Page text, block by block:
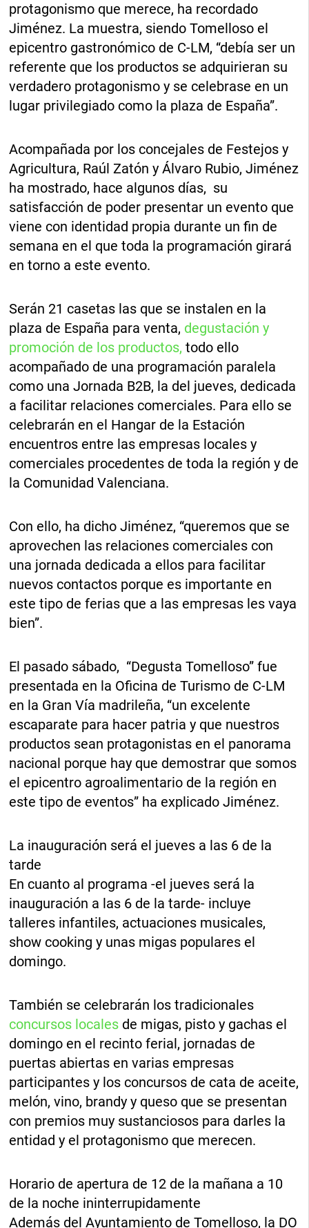
protagonismo que merece, ha recordado
Jiménez. La muestra, siendo Tomelloso el
epicentro gastronómico de C-LM, “debía ser un
referente que los productos se adquirieran su
verdadero protagonismo y se celebrase en un
lugar privilegiado como la plaza de España”.
Acompañada por los concejales de Festejos y
Agricultura, Raúl Zatón y Álvaro Rubio, Jiménez
ha mostrado, hace algunos días, su
satisfacción de poder presentar un evento que
viene con identidad propia durante un fin de
semana en el que toda la programación girará
en torno a este evento.
Serán 21 casetas las que se instalen en la
plaza de España para venta, degustación y
promoción de los productos, todo ello
acompañado de una programación paralela
como una Jornada B2B, la del jueves, dedicada
a facilitar relaciones comerciales. Para ello se
celebrarán en el Hangar de la Estación
encuentros entre las empresas locales y
comerciales procedentes de toda la región y de
la Comunidad Valenciana.
Con ello, ha dicho Jiménez, “queremos que se
aprovechen las relaciones comerciales con
una jornada dedicada a ellos para facilitar
nuevos contactos porque es importante en
este tipo de ferias que a las empresas les vaya
bien”.
El pasado sábado, “Degusta Tomelloso” fue
presentada en la Oficina de Turismo de C-LM
en la Gran Vía madrileña, “un excelente
escaparate para hacer patria y que nuestros
productos sean protagonistas en el panorama
nacional porque hay que demostrar que somos
el epicentro agroalimentario de la región en
este tipo de eventos” ha explicado Jiménez.
La inauguración será el jueves a las 6 de la
tarde
En cuanto al programa -el jueves será la
inauguración a las 6 de la tarde- incluye
talleres infantiles, actuaciones musicales,
show cooking y unas migas populares el
domingo.
También se celebrarán los tradicionales
concursos locales de migas, pisto y gachas el
domingo en el recinto ferial, jornadas de
puertas abiertas en varias empresas
participantes y los concursos de cata de aceite,
melón, vino, brandy y queso que se presentan
con premios muy sustanciosos para darles la
entidad y el protagonismo que merecen.
Horario de apertura de 12 de la mañana a 10
de la noche ininterrupidamente
Además del Ayuntamiento de Tomelloso, la DO